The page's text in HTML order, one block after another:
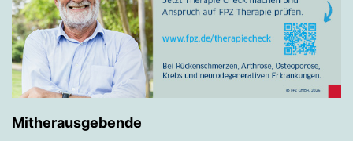
Mitherausgebende